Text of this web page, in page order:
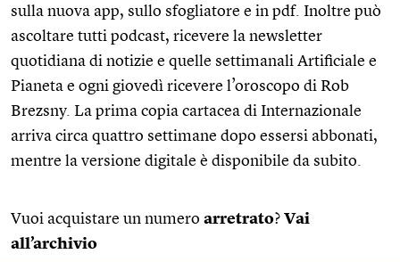
sulla nuova app, sullo sfogliatore e in pdf. Inoltre può
ascoltare tutti podcast, ricevere la newsletter
quotidiana di notizie e quelle settimanali Artificiale e
Pianeta e ogni giovedì ricevere l’oroscopo di Rob
Brezsny. La prima copia cartacea di Internazionale
arriva circa quattro settimane dopo essersi abbonati,
mentre la versione digitale è disponibile da subito.
Vuoi acquistare un numero arretrato? Vai
all’archivio